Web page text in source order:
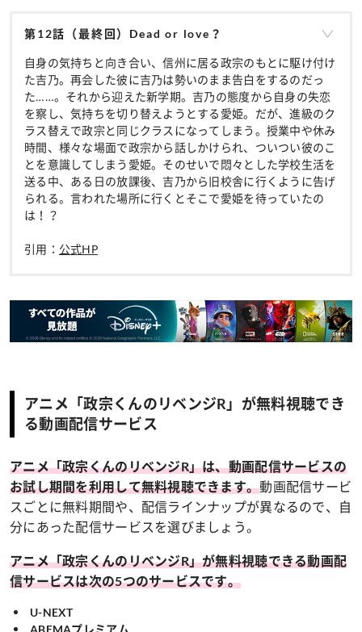
第12話（最終回）Dead or love？
自身の気持ちと向き合い、信州に居る政宗のもとに駆け付け
た吉乃。再会した彼に吉乃は勢いのまま告白をするのだっ
た……。それから迎えた新学期。吉乃の態度から自身の失恋
を察し、気持ちを切り替えようとする愛姫。だが、進級のク
ラス替えで政宗と同じクラスになってしまう。授業中や休み
時間、様々な場面で政宗から話しかけられ、ついつい彼のこ
とを意識してしまう愛姫。そのせいで悶々とした学校生活を
送る中、ある日の放課後、吉乃から旧校舎に行くように告げ
られる。言われた場所に行くとそこで愛姫を待っていたの
は！？
引用： 公式HP
アニメ「政宗くんのリベンジR」が無料視聴でき
る動画配信サービス
アニメ「政宗くんのリベンジR」は、動画配信サービスの
お試し期間を利用して無料視聴できます。動画配信サービ
スごとに無料期間や、配信ラインナップが異なるので、自
分にあった配信サービスを選びましょう。
アニメ「政宗くんのリベンジR」が無料視聴できる動画配
信サービスは次の5つのサービスです。
U-NEXT